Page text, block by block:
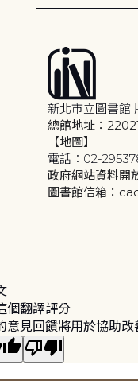
新北市立圖書館
總館地址：
【地圖】
電話：02-
政府網站資料開
圖書館信箱：
個翻譯評分
意見回饋將用於協助